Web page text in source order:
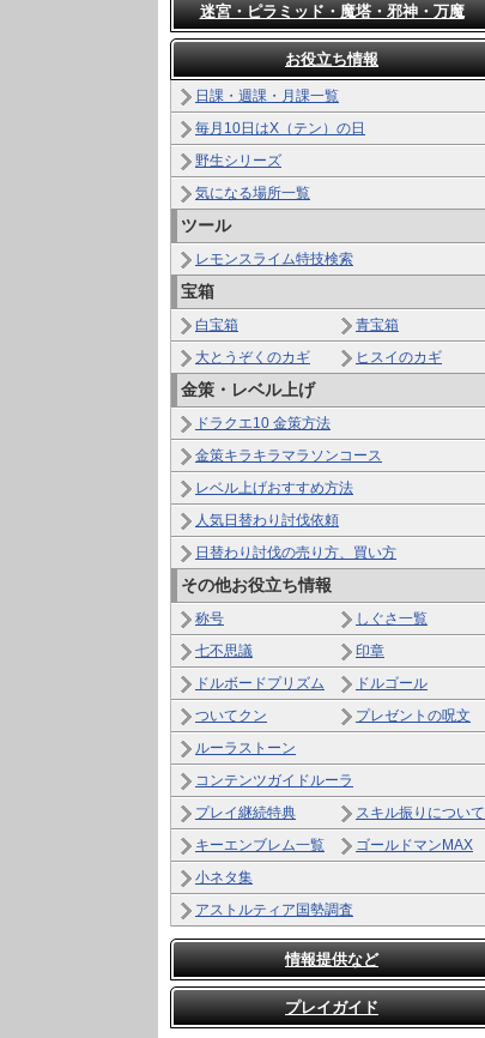
迷宮・ピラミッド・魔塔・邪神・万魔
お役立ち情報
日課・週課・月課一覧
毎月10日はX（テン）の日
野生シリーズ
気になる場所一覧
ツール
レモンスライム特技検索
宝箱
白宝箱
青宝箱
大とうぞくのカギ
ヒスイのカギ
金策・レベル上げ
ドラクエ10 金策方法
金策キラキラマラソンコース
レベル上げおすすめ方法
人気日替わり討伐依頼
日替わり討伐の売り方、買い方
その他お役立ち情報
称号
しぐさ一覧
七不思議
印章
ドルボードプリズム
ドルゴール
ついてクン
プレゼントの呪文
ルーラストーン
コンテンツガイドルーラ
プレイ継続特典
スキル振りについて
キーエンブレム一覧
ゴールドマンMAX
小ネタ集
アストルティア国勢調査
情報提供など
プレイガイド